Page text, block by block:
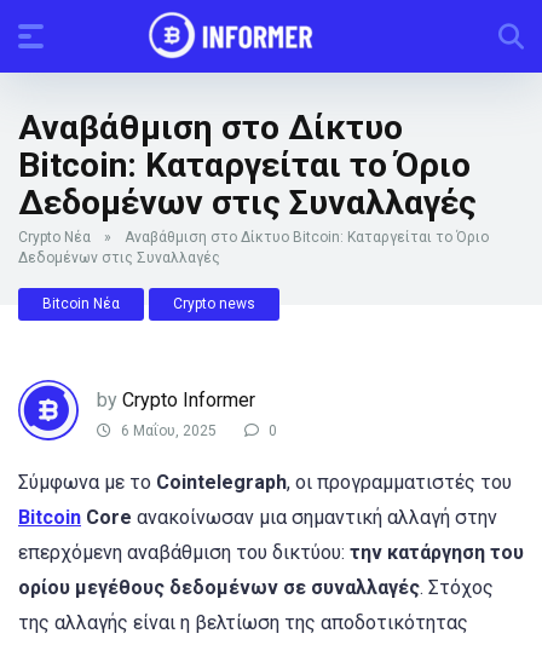
Αναβάθμιση στο Δίκτυο
Bitcoin: Καταργείται το Όριο
Δεδομένων στις Συναλλαγές
Crypto Νέα »
Αναβάθμιση στο Δίκτυο Bitcoin: Καταργείται το Όριο
Δεδομένων στις Συναλλαγές
Bitcoin Νέα Crypto news
by Crypto Informer
6 Μαΐου, 2025 0
Σύμφωνα με το Cointelegraph, οι προγραμματιστές του
Bitcoin Core ανακοίνωσαν μια σημαντική αλλαγή στην
επερχόμενη αναβάθμιση του δικτύου: την κατάργηση του
ορίου μεγέθους δεδομένων σε συναλλαγές. Στόχος
της αλλαγής είναι η βελτίωση της αποδοτικότητας